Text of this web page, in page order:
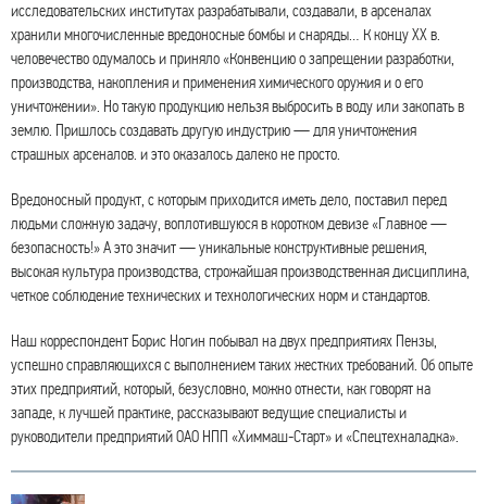
исследовательских институтах разрабатывали, создавали, в арсеналах
хранили многочисленные вредоносные бомбы и снаряды… К концу XX в.
человечество одумалось и приняло «Конвенцию о запрещении разработки,
производства, накопления и применения химического оружия и о его
уничтожении». Но такую продукцию нельзя выбросить в воду или закопать в
землю. Пришлось создавать другую индустрию — для уничтожения
страшных арсеналов. и это оказалось далеко не просто.
Вредоносный продукт, с которым приходится иметь дело, поставил перед
людьми сложную задачу, воплотившуюся в коротком девизе «Главное —
безопасность!» А это значит — уникальные конструктивные решения,
высокая культура производства, строжайшая производственная дисциплина,
четкое соблюдение технических и технологических норм и стандартов.
Наш корреспондент Борис Ногин побывал на двух предприятиях Пензы,
успешно справляющихся с выполнением таких жестких требований. Об опыте
этих предприятий, который, безусловно, можно отнести, как говорят на
западе, к лучшей практике, рассказывают ведущие специалисты и
руководители предприятий ОАО НПП «Химмаш-Старт» и «Спецтехналадка».